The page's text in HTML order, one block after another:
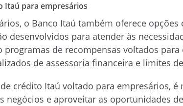
Itaú para empresários
o Banco Itaú também oferece
desenvolvidos para atender às
programas de recompensas voltados
de assessoria financeira e limites
crédito Itaú voltado para empresários, é
negócios e aproveitar as oportunidades